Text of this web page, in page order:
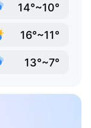
14°~10°
16°~11°
13°~7°